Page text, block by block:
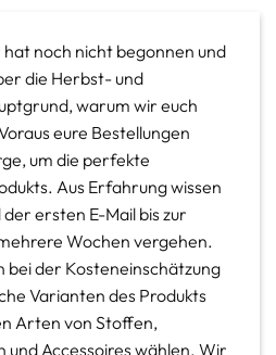
noch nicht begonnen und
die Herbst- und
warum wir euch
eure Bestellungen
um die perfekte
Aus Erfahrung wissen
ersten E-Mail bis zur
Wochen vergehen.
bei der Kosteneinschätzung
Varianten des Produkts
Arten von Stoffen,
Accessoires wählen. Wir